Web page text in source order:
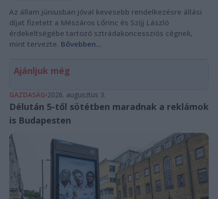
Az állam júniusban jóval kevesebb rendelkezésre állási
díjat fizetett a Mészáros Lőrinc és Szíjj László
érdekeltségébe tartozó sztrádakoncessziós cégnek,
mint tervezte. Bővebben...
Ajánljuk még
GAZDASÁG 2026. augusztus 3.
Délután 5-től sötétben maradnak a reklámok
is Budapesten